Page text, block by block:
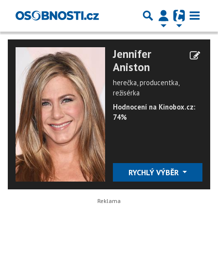
Jennifer
Aniston
herečka, producentka,
režisérka
Hodnocení na Kinobox.cz:
74%
RYCHLÝ VÝBĚR